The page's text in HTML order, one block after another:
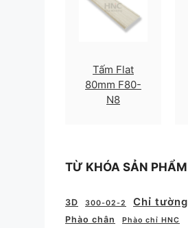
Tấm Flat
80mm F80-
N8
TỪ KHÓA SẢN PHẨM
3D 300-02-2 Chỉ tường
Phào chân
Phào chỉ HNC